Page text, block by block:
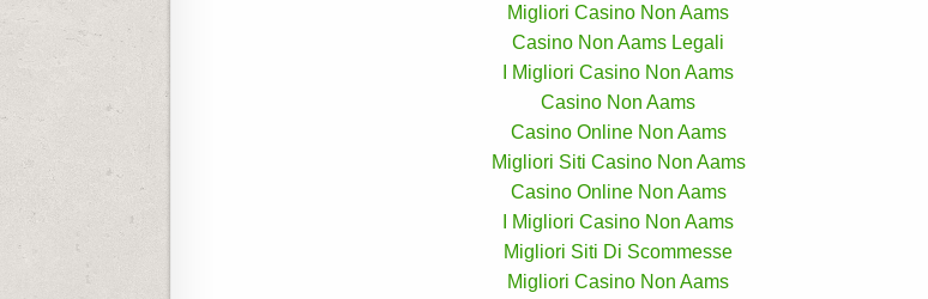
Migliori Casino Non Aams
Casino Non Aams Legali
I Migliori Casino Non Aams
Casino Non Aams
Casino Online Non Aams
Migliori Siti Casino Non Aams
Casino Online Non Aams
I Migliori Casino Non Aams
Migliori Siti Di Scommesse
Migliori Casino Non Aams